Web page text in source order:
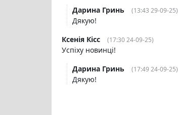
Дарина Гринь
(13:43 29-09-25)
Дякую!
Ксенія Кісс
(17:30 24-09-25)
Успіху новинці!
Дарина Гринь
(17:49 24-09-25)
Дякую!